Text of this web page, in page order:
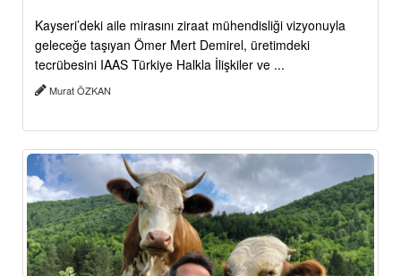
Kayseri’deki aile mirasını ziraat mühendisliği vizyonuyla
geleceğe taşıyan Ömer Mert Demirel, üretimdeki
tecrübesini IAAS Türkiye Halkla İlişkiler ve ...
Murat ÖZKAN